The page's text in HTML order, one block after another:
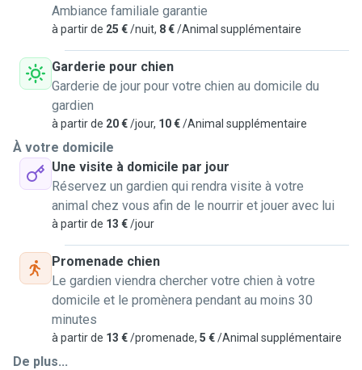
Ambiance familiale garantie
à partir de 25 €/nuit, 8 €/Animal supplémentaire
Garderie pour chien
Garderie de jour pour votre chien au domicile du
gardien
à partir de 20 €/jour, 10 €/Animal supplémentaire
À votre domicile
Une visite à domicile par jour
Réservez un gardien qui rendra visite à votre
animal chez vous afin de le nourrir et jouer avec lui
à partir de 13 €/jour
Promenade chien
Le gardien viendra chercher votre chien à votre
domicile et le promènera pendant au moins 30
minutes
à partir de 13 €/promenade, 5 €/Animal supplémentaire
De plus...